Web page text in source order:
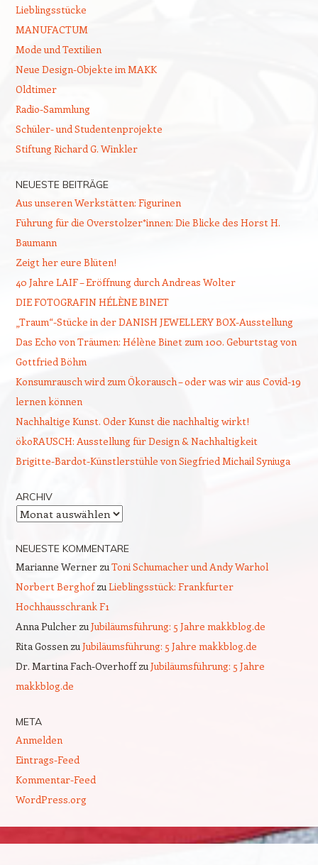
Lieblingsstücke
MANUFACTUM
Mode und Textilien
Neue Design-Objekte im MAKK
Oldtimer
Radio-Sammlung
Schüler- und Studentenprojekte
Stiftung Richard G. Winkler
NEUESTE BEITRÄGE
Aus unseren Werkstätten: Figurinen
Führung für die Overstolzer*innen: Die Blicke des Horst H.
Baumann
Zeigt her eure Blüten!
40 Jahre LAIF – Eröffnung durch Andreas Wolter
DIE FOTOGRAFIN HÉLÈNE BINET
„Traum“-Stücke in der DANISH JEWELLERY BOX-Ausstellung
Das Echo von Träumen: Hélène Binet zum 100. Geburtstag von
Gottfried Böhm
Konsumrausch wird zum Ökorausch – oder was wir aus Covid-19
lernen können
Nachhaltige Kunst. Oder Kunst die nachhaltig wirkt!
ökoRAUSCH: Ausstellung für Design & Nachhaltigkeit
Brigitte-Bardot-Künstlerstühle von Siegfried Michail Syniuga
ARCHIV
Archiv
NEUESTE KOMMENTARE
Marianne WernerzuToni Schumacher und Andy Warhol
Norbert BerghofzuLieblingsstück: Frankfurter
Hochhausschrank F1
Anna PulcherzuJubiläumsführung: 5 Jahre makkblog.de
Rita GossenzuJubiläumsführung: 5 Jahre makkblog.de
Dr. Martina Fach-OverhoffzuJubiläumsführung: 5 Jahre
makkblog.de
META
Anmelden
Eintrags-Feed
Kommentar-Feed
WordPress.org